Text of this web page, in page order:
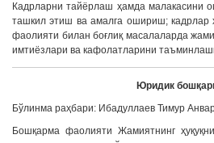
Кадрларни тайёрлаш ҳамда малакасини
ташкил этиш ва амалга ошириш;
фаолияти билан боғлиқ масалаларда
имтиёзлари ва кафолатларини
Юридик
Бўлинма раҳбари: Ибадуллаев Тимур
Бошқарма фаолияти Жамиятнинг